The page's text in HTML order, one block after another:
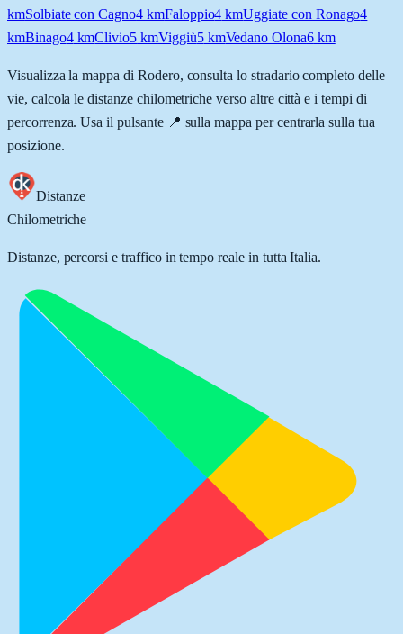
kmSolbiate con Cagno4 kmFaloppio4 kmUggiate con Ronago4
kmBinago4kmClivio5 kmViggiù5kmVedano Olona6km
Visualizza la mappa di Rodero, consulta lo stradario completo delle
vie, calcola le distanze chilometriche verso altre città e i tempi di
percorrenza. Usa il pulsante 📍 sulla mappa per centrarla sulla tua
posizione.
Distanze
Chilometriche
Distanze, percorsi e traffico in tempo reale in tutta Italia.